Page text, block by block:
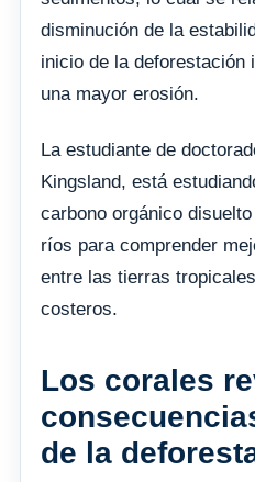
disminución de la
inicio de la deforestación
una mayor erosión.
La estudiante de
Kingsland, está
carbono orgánico
ríos para comprender
entre las tierras
costeros.
Los corales
de la